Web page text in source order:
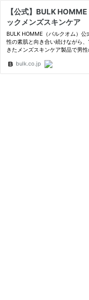
【公式】BULK
ックメンズスキンケア
BULK HOMME（バルクオム）
性の素肌と向き合い続けながら
きたメンズスキンケア製品で男性
bulk.co.jp